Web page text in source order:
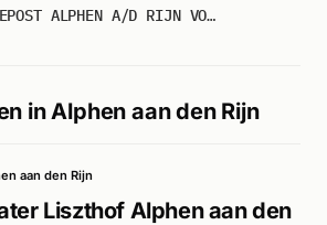
Gemeld om 15:26. A2 AMBULANCEPOST ALPHEN A/D RIJN VORKWEG ALPHRN VWS 16170
in Alphen aan den Rijn
aan den Rijn
Liszthof Alphen aan den